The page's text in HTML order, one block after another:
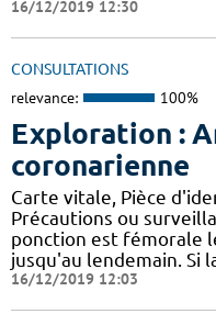
16/12/2019 12:30
CONSULTATIONS
relevance: 100%
Exploration :
coronarienne
Carte vitale, Pièce
Précautions ou
ponction est fémorale
jusqu'au lendemain. Si
16/12/2019 12:03